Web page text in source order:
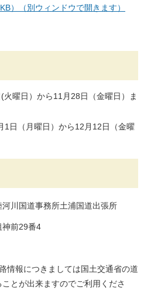
）（別ウィンドウで開きます）
曜日）から11月28⽇（金曜日）ま
⽇（月曜日）から12月12⽇（金曜
川国道事務所土浦国道出張所
神前29番4
情報につきましては国土交通省の道
とが出来ますのでご利用くださ